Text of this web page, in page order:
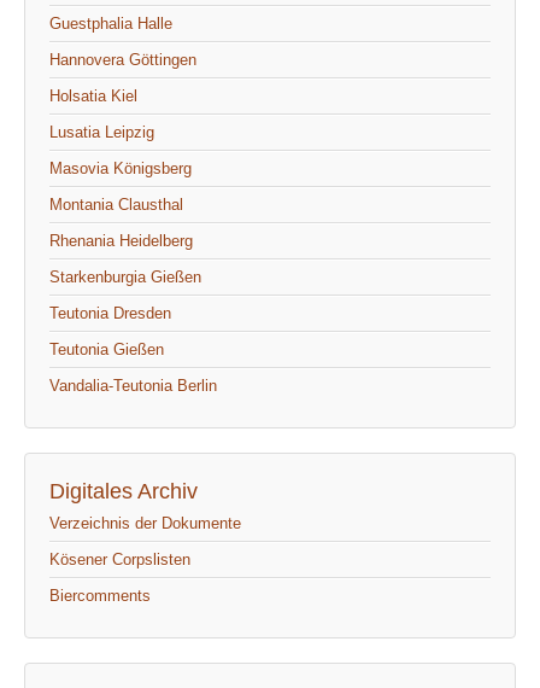
Guestphalia Halle
Hannovera Göttingen
Holsatia Kiel
Lusatia Leipzig
Masovia Königsberg
Montania Clausthal
Rhenania Heidelberg
Starkenburgia Gießen
Teutonia Dresden
Teutonia Gießen
Vandalia-Teutonia Berlin
Digitales Archiv
Verzeichnis der Dokumente
Kösener Corpslisten
Biercomments